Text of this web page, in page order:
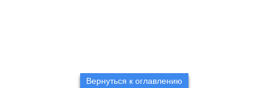
Вернуться к оглавлению